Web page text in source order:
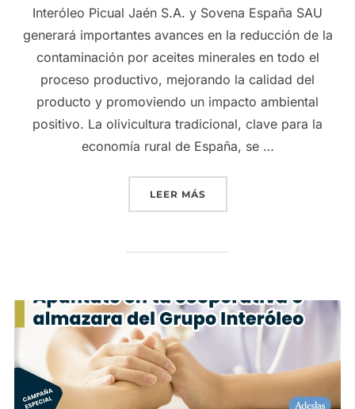
Interóleo Picual Jaén S.A. y Sovena España SAU
generará importantes avances en la reducción de la
contaminación por aceites minerales en todo el
proceso productivo, mejorando la calidad del
producto y promoviendo un impacto ambiental
positivo. La olivicultura tradicional, clave para la
economía rural de España, se …
LEER MÁS«GRUPO INTERÓLEO